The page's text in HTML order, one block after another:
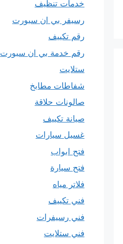
خدمات تنظيف
رسيفر بي ان سبورت
رقم تكييف
رقم خدمة بي ان سبورت
ستلايت
شفاطات مطابخ
صالونات حلاقة
صيانة تكييف
غسيل سيارات
فتح ابواب
فتح سيارة
فلاتر مياه
فني تكييف
فني رسيفرات
فني ستلايت